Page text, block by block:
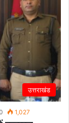
उत्तराखंड
1,027